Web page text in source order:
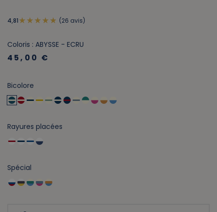
4,81 (26 avis)
Coloris : ABYSSE - ECRU
45,00 €
Bicolore
Rayures placées
Spécial